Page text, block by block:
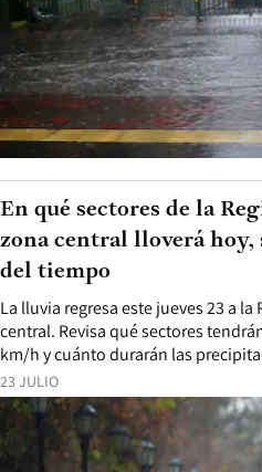
23 JULIO
La lluvia regresa este jueves 23 a
central. Revisa qué sectores
km/h y cuánto durarán las
En qué sectores de la
zona central lloverá
del tiempo